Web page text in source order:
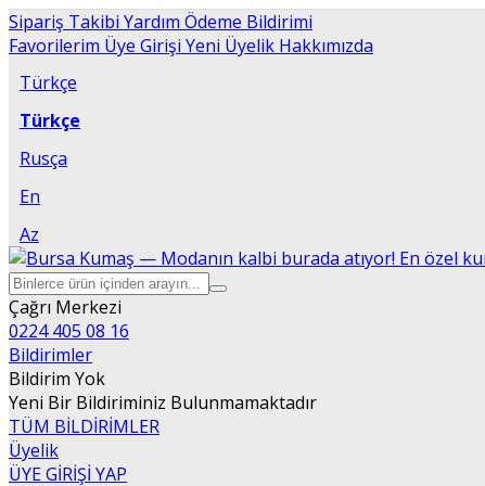
Sipariş Takibi Yardım Ödeme Bildirimi
Favorilerim Üye Girişi Yeni Üyelik Hakkımızda
Türkçe
Türkçe
Rusça
En
Az
Çağrı Merkezi
0224 405 08 16
Bildirimler
Bildirim Yok
Yeni Bir Bildiriminiz Bulunmamaktadır
TÜM BİLDİRİMLER
Üyelik
ÜYE GİRİŞİ YAP